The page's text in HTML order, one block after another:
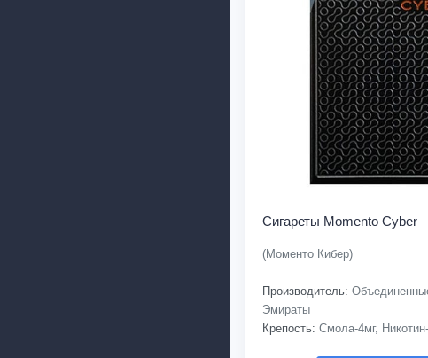
Сигареты Momento Cyber
(Моменто Кибер)
Производитель:
Эмираты
Крепость: Смола-4мг,